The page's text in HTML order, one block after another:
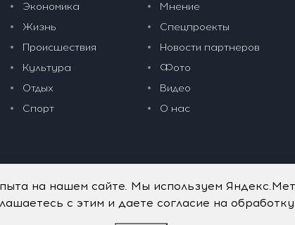
Экономика
Жизнь
Происшествия
Культура
Отдых
Спорт
Мнение
Спецпроекты
Новости партнеров
Фото
Видео
О нас
на нашем сайте. Мы используем
с этим и даете согласие на